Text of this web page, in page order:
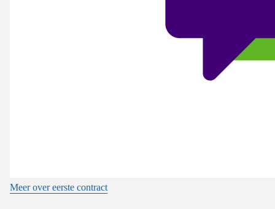
Meer over eerste contract